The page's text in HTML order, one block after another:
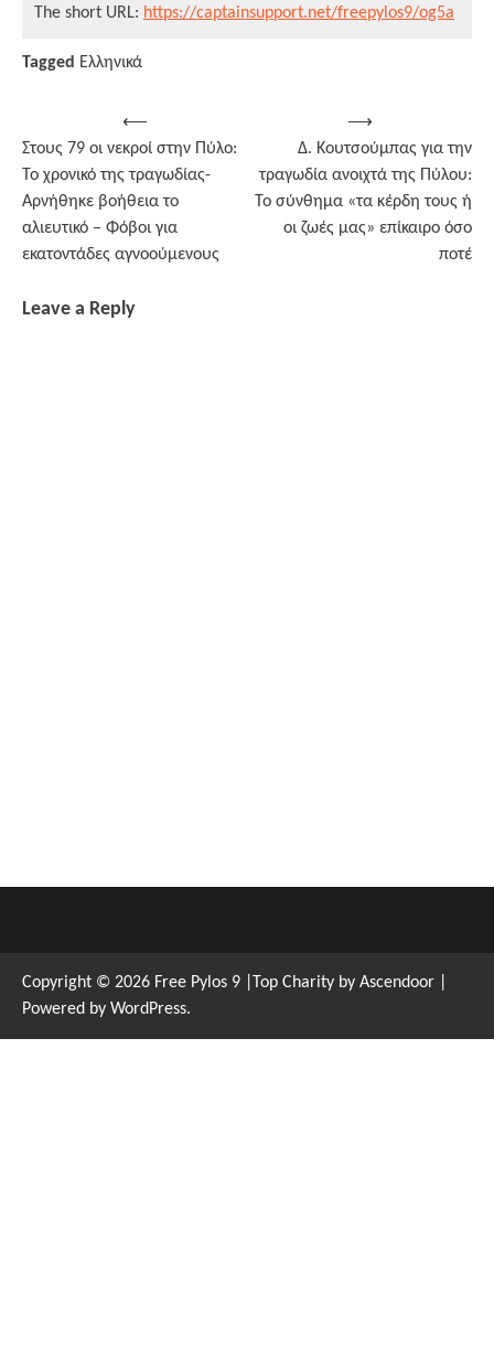
The short URL: https://captainsupport.net/freepylos9/og5a
Tagged Ελληνικά
navigation
⟵
Στους 79 οι νεκροί στην Πύλο:
Το χρονικό της τραγωδίας-
Αρνήθηκε βοήθεια το
αλιευτικό – Φόβοι για
εκατοντάδες αγνοούμενους
Δ. Κουτσούμπας για την
τραγωδία ανοιχτά της Πύλου:
Το σύνθημα «τα κέρδη τους ή
οι ζωές μας» επίκαιρο όσο
ποτέ
⟶
Leave a Reply
Copyright © 2026 Free Pylos 9 |Top Charity by Ascendoor
Powered by WordPress.